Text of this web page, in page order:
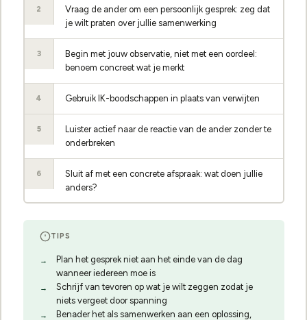
2
Vraag de ander om een persoonlijk gesprek: zeg dat
je wilt praten over jullie samenwerking
3
Begin met jouw observatie, niet met een oordeel:
benoem concreet wat je merkt
4 Gebruik IK-boodschappen in plaats van verwijten
5
Luister actief naar de reactie van de ander zonder te
onderbreken
6
Sluit af met een concrete afspraak: wat doen jullie
anders?
TIPS
Plan het gesprek niet aan het einde van de dag
wanneer iedereen moe is
Schrijf van tevoren op wat je wilt zeggen zodat je
niets vergeet door spanning
Benader het als samenwerken aan een oplossing,